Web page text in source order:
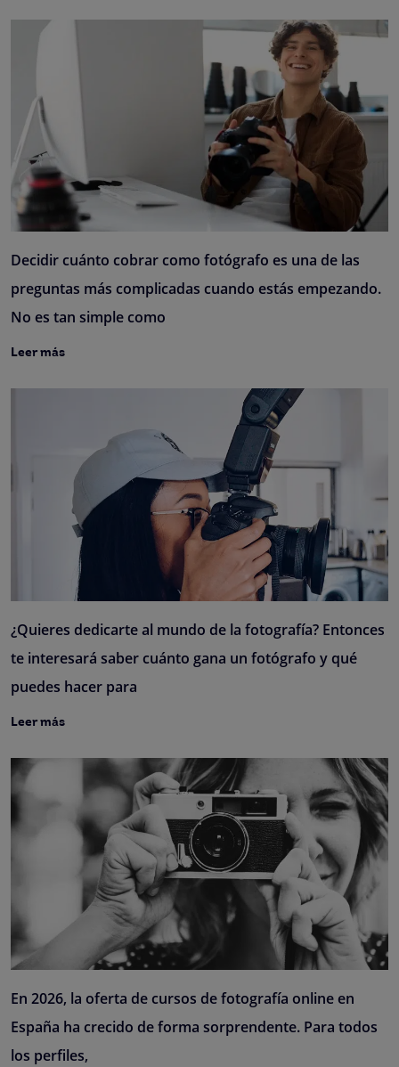
Decidir cuánto cobrar como fotógrafo es una de las
preguntas más complicadas cuando estás empezando.
No es tan simple como
Leer más
¿Quieres dedicarte al mundo de la fotografía? Entonces
te interesará saber cuánto gana un fotógrafo y qué
puedes hacer para
Leer más
En 2026, la oferta de cursos de fotografía online en
España ha crecido de forma sorprendente. Para todos
los perfiles,